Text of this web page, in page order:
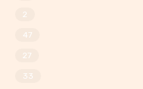
2
47
27
33